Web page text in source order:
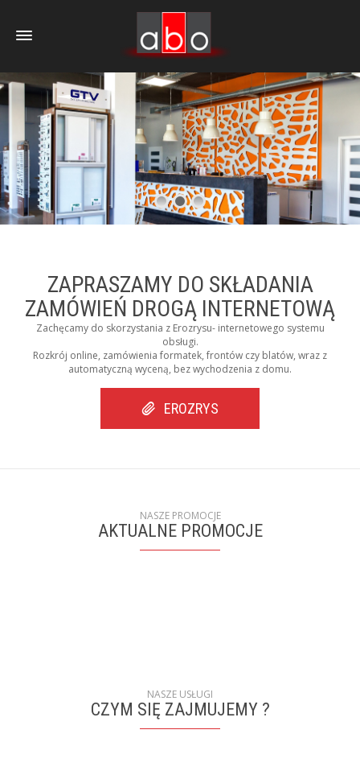
ZAPRASZAMY DO SKŁADANIA
ZAMÓWIEŃ DROGĄ INTERNETOWĄ
Zachęcamy do skorzystania z Erozrysu- internetowego systemu
obsługi.
Rozkrój online, zamówienia formatek, frontów czy blatów, wraz z
automatyczną wyceną, bez wychodzenia z domu.
EROZRYS
NASZE PROMOCJE
AKTUALNE PROMOCJE
NASZE USŁUGI
CZYM SIĘ ZAJMUJEMY ?